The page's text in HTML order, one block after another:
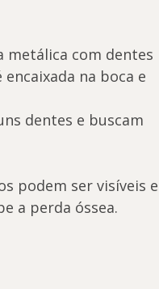
metálica com dentes
na boca e
dentes e buscam
podem ser visíveis e
a perda óssea.